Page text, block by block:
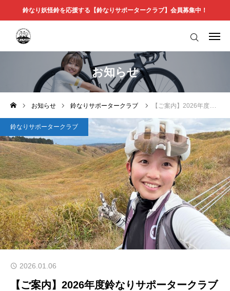
鈴なり妖怪鈴を応援する【鈴なりサポータークラブ】会員募集中！
お知らせ
お知らせ 鈴なりサポータークラブ 【ご案内】2026年度鈴なりサポータークラブの入会受付について
鈴なりサポータークラブ
2026.01.06
【ご案内】2026年度鈴なりサポータークラブ
サポーター登録
About 鈴なり妖怪鈴
お知らせ
ブログ
鈴なりサポータークラブ
応援プラン申込受付
スポンサー一覧
問合せ
マイページ
About 鈴なり妖怪鈴